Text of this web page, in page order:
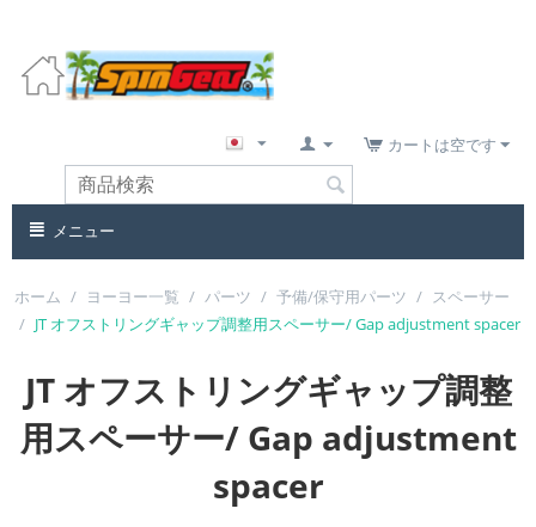
カートは空です
メニュー
ホーム / ヨーヨー一覧 / パーツ / 予備/保守用パーツ / スペーサー
/ JT オフストリングギャップ調整用スペーサー/ Gap adjustment spacer
JT オフストリングギャップ調整
用スペーサー/ Gap adjustment
spacer